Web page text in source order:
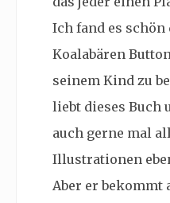
Ich fand es
Koalabären
seinem Kind zu
liebt dieses Buch
auch gerne mal
Illustrationen
Aber er bekommt